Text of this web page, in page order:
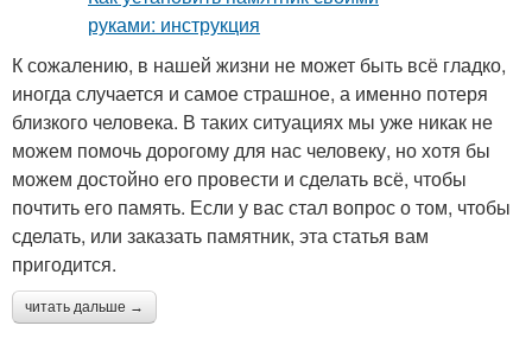
К сожалению, в нашей жизни не может быть всё гладко,
иногда случается и самое страшное, а именно потеря
близкого человека. В таких ситуациях мы уже никак не
можем помочь дорогому для нас человеку, но хотя бы
можем достойно его провести и сделать всё, чтобы
почтить его память. Если у вас стал вопрос о том, чтобы
сделать, или заказать памятник, эта статья вам
пригодится.
читать дальше →